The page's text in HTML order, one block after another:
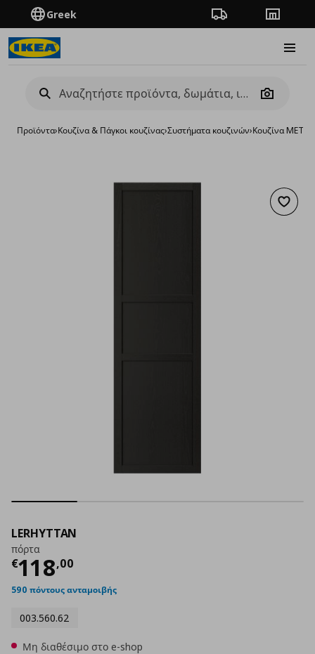
Greek Πορεία παραγγελίας
Camera
Προϊόντα›Κουζίνα & Πάγκοι κουζίνας›Συστήματα κουζινών›Κουζίνα
LERHYTTAN
πόρτα
€118,00
Τρέχουσα τιμή
590 πόντους ανταμοιβής
003.560.62
Μη διαθέσιμο στο e-shop